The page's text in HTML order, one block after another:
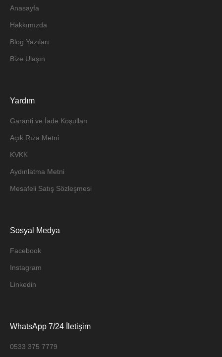
Anasayfa
Hakkımızda
Blog Yazıları
Bize Ulaşın
Yardım
Garanti ve İade Koşulları
Açık Rıza Metni
KVKK
Aydınlatma Metni
Mesafeli Satış Sözleşmesi
Sosyal Medya
Facebook
Instagram
Linkedin
WhatsApp 7/24 İletişim
0533 375 7779